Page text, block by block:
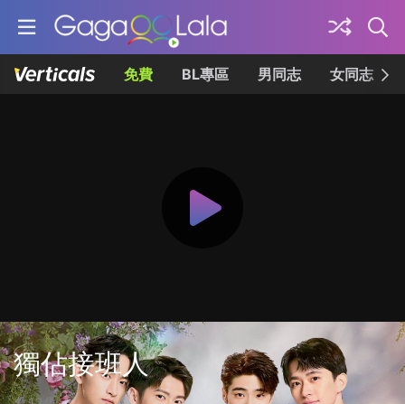
免費 BL專區 男同志 女同志
獨佔接班人